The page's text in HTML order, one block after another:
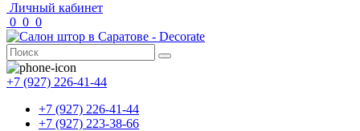
Личный кабинет
0 0 0
+7 (927) 226-41-44
+7 (927) 226-41-44
+7 (927) 223-38-66